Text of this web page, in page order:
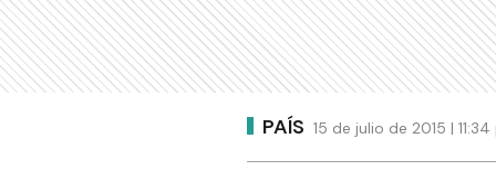
PAÍS 15 de julio de 2015 |